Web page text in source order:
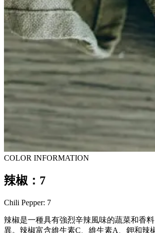
COLOR INFORMATION
辣椒：7
Chili Pepper: 7
辣椒是一種具有強烈辛辣風味的蔬菜和香
異。辣椒富含維生素C、維生素A、鉀和辣